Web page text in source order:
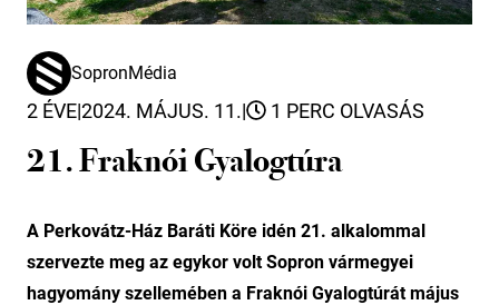
SopronMédia
2 ÉVE|2024. MÁJUS. 11.| 1 PERC OLVASÁS
21. Fraknói Gyalogtúra
A Perkovátz-Ház Baráti Köre idén 21. alkalommal
szervezte meg az egykor volt Sopron vármegyei
hagyomány szellemében a Fraknói Gyalogtúrát május